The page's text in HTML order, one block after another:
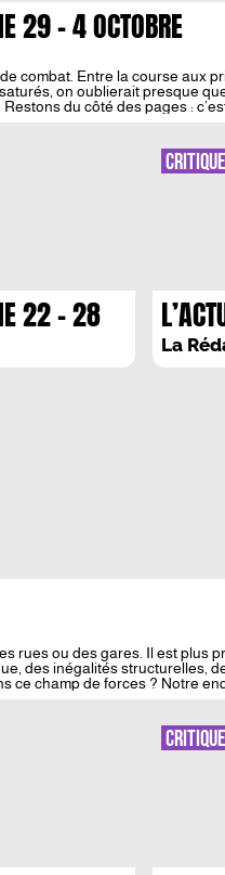
29 – 4 OCTOBRE
combat. Entre la course aux
on oublierait presque
du côté des pages :
22 – 28
La
rues ou des gares. Il est plus
des inégalités structurelles,
ce champ de forces ? Notre